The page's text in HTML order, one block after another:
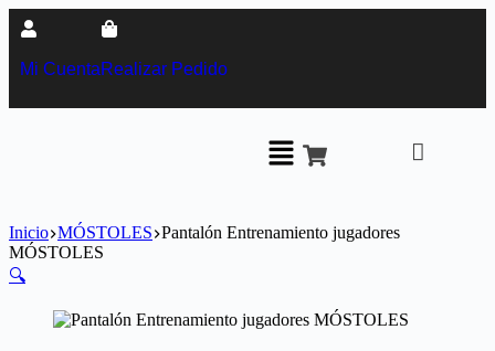
Mi CuentaRealizar Pedido
Inicio MÓSTOLES Pantalón Entrenamiento jugadores
MÓSTOLES
🔍